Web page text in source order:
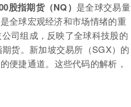
股指期货（NQ） 是全球交易量
全球宏观经济和市场情绪的重
司组成，反映了全球科技股的
货。新加坡交易所（SGX）的
便捷通道。这些代码的解析，